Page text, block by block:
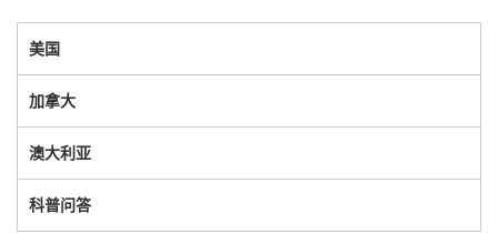
美国
加拿大
澳大利亚
科普问答